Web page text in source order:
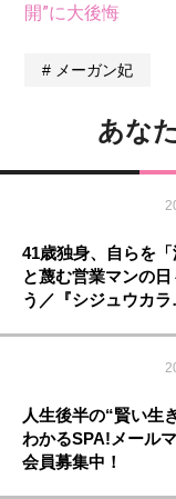
開”に大後悔
メーガン妃
あな
41歳独身、自らを「
と蔑む営業マンの日
う／『シジュウカ
人生後半の“賢い生
わかるSPA!メール
会員募集中！